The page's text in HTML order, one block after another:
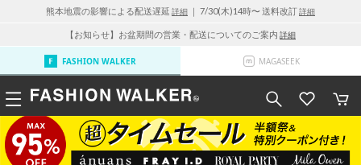
熊本地震の影響による配送遅延 詳細 ｜ 7/30(木)14時〜 送料改訂詳細
【お知らせ】お盆期間の営業・配送についてのご案内 詳細
FASHION WALKER MAGASEEK